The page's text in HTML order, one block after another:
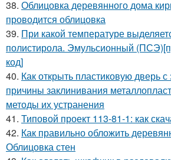
38. Облицовка деревянного дома
проводится облицовка
39. При какой температуре
полистирола. Эмульсионный
код]
40. Как открыть пластиковую дверь
причины заклинивания
методы их устранения
41. Типовой проект 113-81-1: как
42. Как правильно обложить
Облицовка стен